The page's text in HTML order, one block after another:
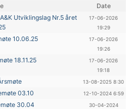
Date
Utviklingslag Nr.5 året
17-06-2026
19:29
10.06.25
17-06-2026
19:26
18.11.25
17-06-2026
19:18
13-08-2025 8:30
03.10 12-10-2024 6:59
30.04
30-04-2024